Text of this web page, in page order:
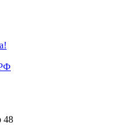
48